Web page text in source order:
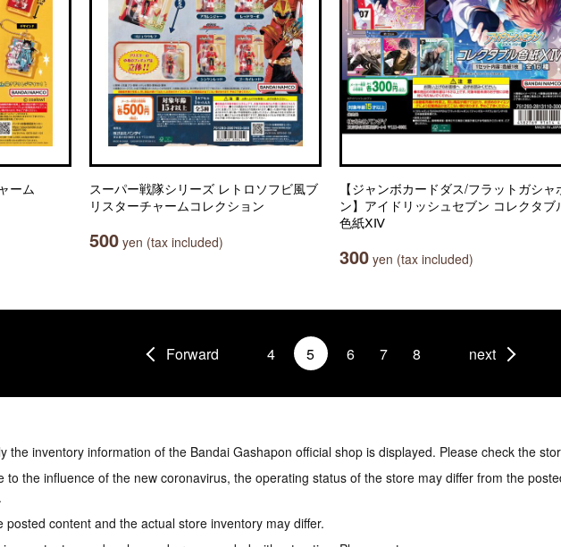
ーム
スーパー戦隊シリーズ レトロソフビ風ブ
リスターチャームコレクション
500 yen (tax included)
【ジャンボカードダス/フラットガシャ
ン】アイドリッシュセブン コレクタブ
色紙ⅩⅣ
300 yen (tax included)
Forward 4 5 6 7 8 next
the inventory information of the Bandai Gashapon official shop is displayed. Please check the
to the influence of the new coronavirus, the operating status of the store may differ from the
posted content and the actual store inventory may differ.